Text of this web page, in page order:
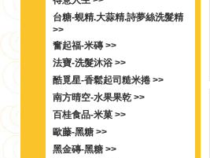
台糖-蜆精.大蒜精.詩夢絲洗髮精
>>
奮起福-米磚 >>
法寶-洗髮沐浴 >>
酷覓星-香鬆起司糙米捲 >>
南方晴空-水果果乾 >>
百桂食品-米菓 >>
歐藤-黑糖 >>
黑金磚-黑糖 >>